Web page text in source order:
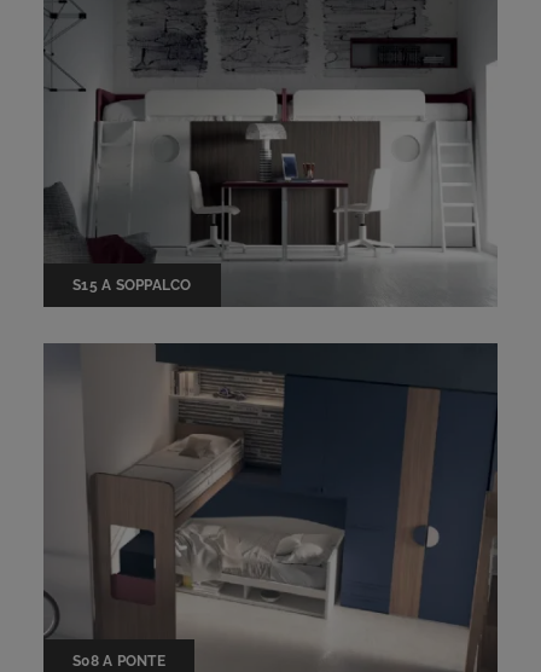
S15 A SOPPALCO
S08 A PONTE